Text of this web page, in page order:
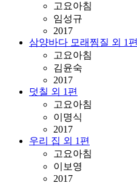
고요아침
임성규
2017
삼양바다 모래찜질 외 1편
고요아침
김윤숙
2017
덧칠 외 1편
고요아침
이명식
2017
우리 집 외 1편
고요아침
이보영
2017